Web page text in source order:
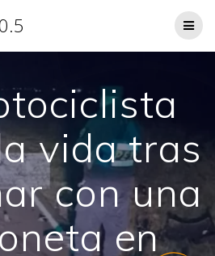
vida tras
con una
en